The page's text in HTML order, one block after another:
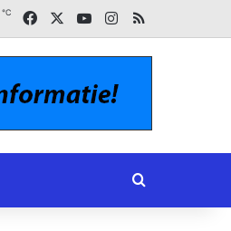
℃ FacebookYouTubeInstagram
RSS
Zoeken naar